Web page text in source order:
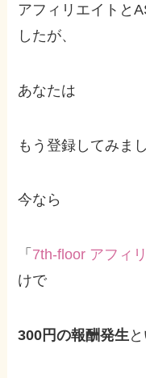
アフィリエイトと
したが、
あなたは
もう登録してみま
今なら
「 7th-floor アフィ
けで
300円の報酬発生